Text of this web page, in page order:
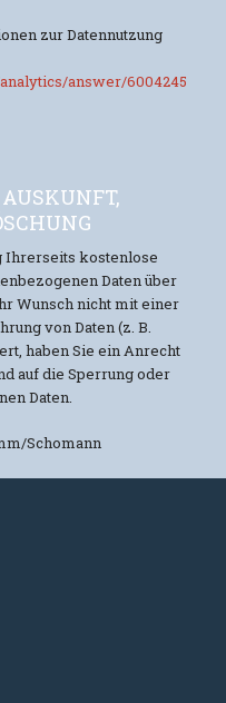
zur Datennutzung
answer/6004245
Ihrerseits kostenlose
Daten über
Wunsch nicht mit einer
von Daten (z. B.
haben Sie ein Anrecht
auf die Sperrung oder
Daten.
Schomann